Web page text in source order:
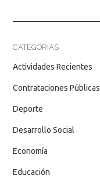
CATEGORÍAS
Actividades Recientes
Contrataciones Públicas
Deporte
Desarrollo Social
Economía
Educación